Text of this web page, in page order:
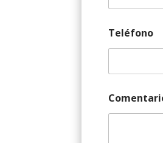
Teléfono